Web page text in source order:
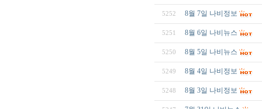
5252 8월 7일 나비정보
5251 8월 6일 나비뉴스
5250 8월 5일 나비뉴스
5249 8월 4일 나비정보
5248 8월 3일 나비정보